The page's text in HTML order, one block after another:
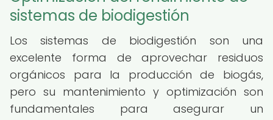
sistemas de biodigestión
Los sistemas de biodigestión son una
excelente forma de aprovechar residuos
orgánicos para la producción de biogás,
pero su mantenimiento y optimización son
fundamentales para asegurar un